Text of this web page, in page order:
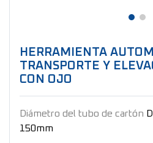
HERRAMIENTA
TRANSPORTE Y
CON OJO
Diámetro del tubo de cartón
150mm